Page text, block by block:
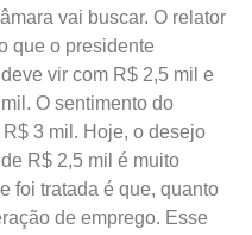
vai buscar. O relator
que o presidente
vir com R$ 2,5 mil e
O sentimento do
3 mil. Hoje, o desejo
R$ 2,5 mil é muito
foi tratada é que, quanto
de emprego. Esse